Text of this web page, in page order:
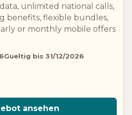
unlimited national calls,
benefits, flexible bundles,
or monthly mobile offers
Gueltig bis 31/12/2026
ansehen